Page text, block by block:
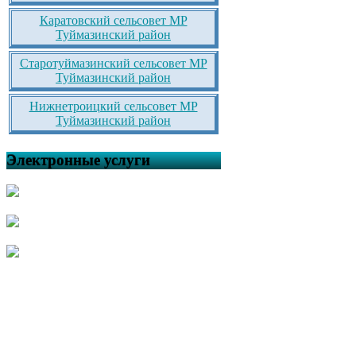
Каратовский сельсовет МР
Туймазинский район
Старотуймазинский сельсовет МР
Туймазинский район
Нижнетроицкий сельсовет МР
Туймазинский район
Электронные услуги